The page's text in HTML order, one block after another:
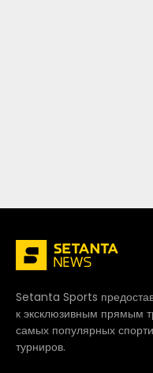
Setanta Sports
к эксклюзивным прямым
самых популярных
турниров.